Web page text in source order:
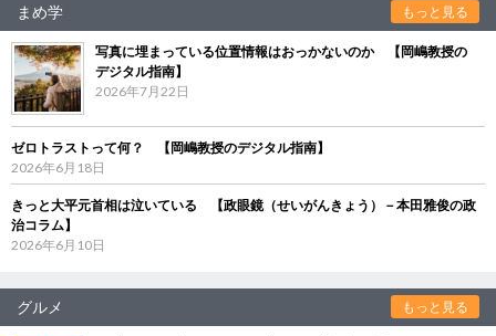
まめ学 もっと見る
写真に埋まっている位置情報はおっかないのか 【岡嶋教授の
デジタル指南】
2026年7月22日
ゼロトラストって何？ 【岡嶋教授のデジタル指南】
2026年6月18日
きっと大平元首相は泣いている 【政眼鏡（せいがんきょう）－本田雅俊の政
治コラム】
2026年6月10日
グルメ もっと見る